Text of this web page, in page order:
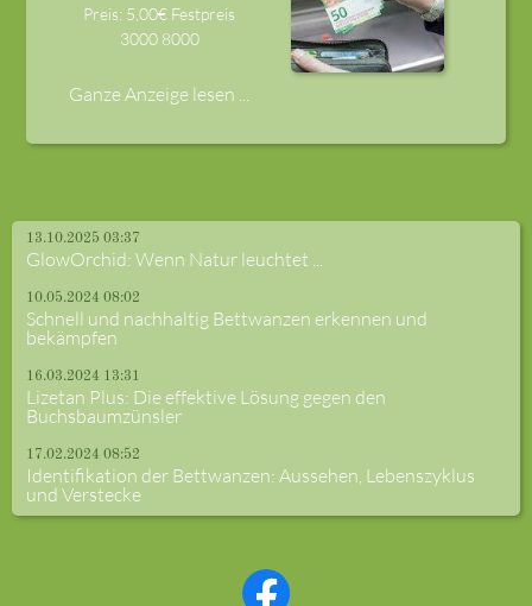
Preis: 5,00€ Festpreis
3000 8000
Ganze Anzeige lesen ...
13.10.2025 03:37
GlowOrchid: Wenn Natur leuchtet ...
10.05.2024 08:02
Schnell und nachhaltig Bettwanzen erkennen und
bekämpfen
16.03.2024 13:31
Lizetan Plus: Die effektive Lösung gegen den
Buchsbaumzünsler
17.02.2024 08:52
Identifikation der Bettwanzen: Aussehen, Lebenszyklus
und Verstecke